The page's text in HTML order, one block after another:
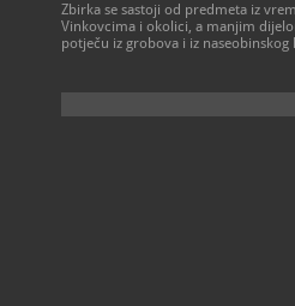
Zbirka se sastoji od predmeta iz
Vinkovcima i okolici, a manjim
potječu iz grobova i iz naseobinskog